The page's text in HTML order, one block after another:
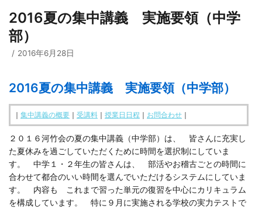
□ 河竹会について
□ 入会について
□ 小学部
□ 中学部
□ 有料体験指導
実 績
□ 実績ご紹介
教育相談
2016夏の集中講義 実施要領（中学
部）
2016年6月28日
2016夏の集中講義 実施要領（中学部）
｜ 集中講義の概要 ｜ 受講料 ｜ 授業日日程 ｜ お問合わせ ｜
２０１６河竹会の夏の集中講義（中学部）は、 皆さんに充実し
た夏休みを過ごしていただくために時間を選択制にしていま
す。 中学１・２年生の皆さんは、 部活やお稽古ごとの時間に
合わせて都合のいい時間を選んでいただけるシステムにしていま
す。 内容も これまで習った単元の復習を中心にカリキュラム
を構成しています。 特に９月に実施される学校の実力テストで